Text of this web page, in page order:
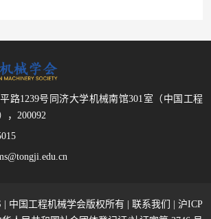
路1239号同济大学机械南馆301室（中国工程
，200092
| 中国工程机械学会版权所有 | 联系我们
沪ICP